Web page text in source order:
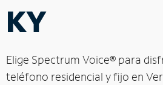
KY
Elige Spectrum Voice® para
teléfono residencial y fijo en